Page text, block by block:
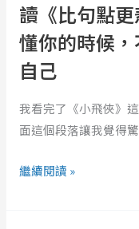
讀《比句點
懂你的時候
自己
我看完了《小飛俠》
面這個段落讓我覺得
當
全
世
都
不
你
繼續閱讀 »